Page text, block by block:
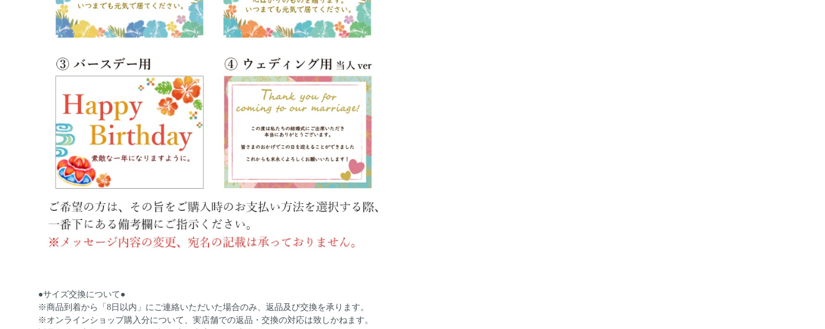
●サイズ交換について●
※商品到着から「8日以内」にご連絡いただいた場合のみ、返品及び交換を承ります。
※オンラインショップ購入分について、実店舗での返品・交換の対応は致しかねます。